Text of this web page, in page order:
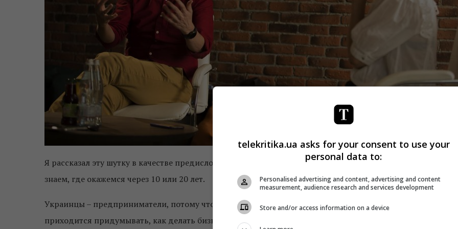
Я рассказал эту шутку в качестве предисловия к нашей беседе не зря. Потому что, на самом деле, мы не
знаем, где окажемся через 10 или 20 лет.
Украинцы – предприниматели, потому что у нас нет огромных запасов ископаемых и нефти, и нам
приходится придумывать, как делать бизнес. Поэтому украинский рынок охотней принимает все новое.
telekritika.ua asks for your consent to use your
personal data to:
Personalised advertising and content, advertising and content
measurement, audience research and services development
Store and/or access information on a device